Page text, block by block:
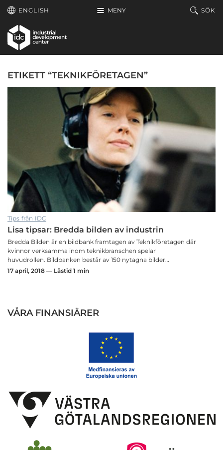
Hoppa till huvudinnehållet
MENY
ENGLISH SÖK
ETIKETT “TEKNIKFÖRETAGEN”
Tips från IDC
Lisa tipsar: Bredda bilden av industrin
Bredda Bilden är en bildbank framtagen av Teknikföretagen där
kvinnor verksamma inom teknikbranschen spelar
huvudrollen. Bildbanken består av 150 nytagna bilder…
17 april, 2018 — Lästid 1 min
VÅRA FINANSIÄRER